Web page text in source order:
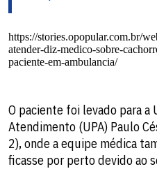
https://stories.opopular.com.br/
atender-diz-medico-sobre-
paciente-em-ambulancia/
O paciente foi levado para a
Atendimento (UPA) Paulo
2), onde a equipe médica
ficasse por perto devido ao